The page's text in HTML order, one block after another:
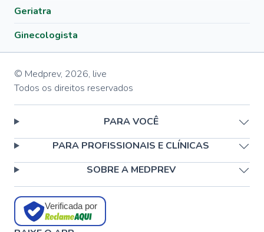
Geriatra
Ginecologista
© Medprev, 2026, live
Todos os direitos reservados
PARA VOCÊ
PARA PROFISSIONAIS E CLÍNICAS
SOBRE A MEDPREV
Verificada por